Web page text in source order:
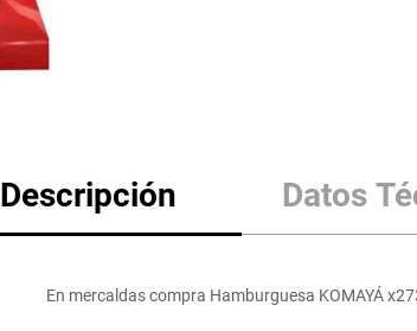
Descripción Datos
En mercaldas compra Hamburguesa KOMAYÁ